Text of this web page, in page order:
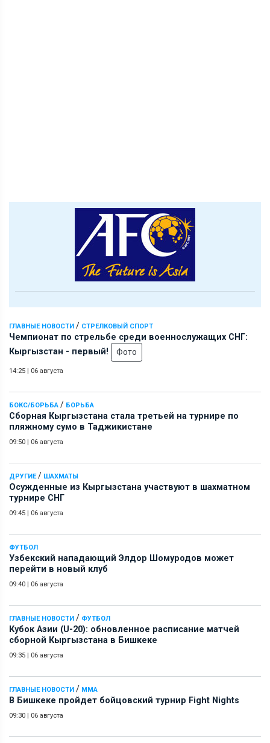
ГЛАВНЫЕ НОВОСТИ / СТРЕЛКОВЫЙ СПОРТ
Чемпионат по стрельбе среди военнослужащих СНГ:
Кыргызстан - первый!
Фото
14:25 | 06 августа
БОКС/БОРЬБА / БОРЬБА
Сборная Кыргызстана стала третьей на турнире по
пляжному сумо в Таджикистане
09:50 | 06 августа
ДРУГИЕ/ ШАХМАТЫ
Осужденные из Кыргызстана участвуют в шахматном
турнире СНГ
09:45 | 06 августа
ФУТБОЛ
Узбекский нападающий Элдор Шомуродов может
перейти в новый клуб
09:40 | 06 августа
ГЛАВНЫЕ НОВОСТИ / ФУТБОЛ
Кубок Азии (U-20): обновленное расписание матчей
сборной Кыргызстана в Бишкеке
09:35 | 06 августа
ГЛАВНЫЕ НОВОСТИ / ММА
В Бишкеке пройдет бойцовский турнир Fight Nights
09:30 | 06 августа